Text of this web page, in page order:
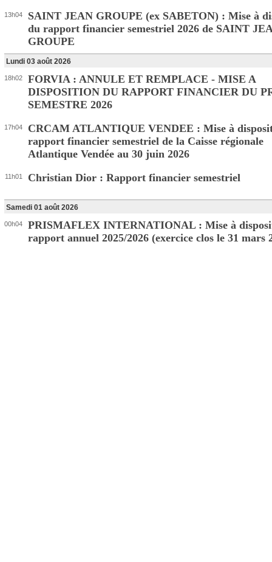
13h04
SAINT JEAN GROUPE (ex SABETON) : Mise à
du rapport financier semestriel 2026 de SAINT
GROUPE
Lundi 03 août 2026
18h02
FORVIA : ANNULE ET REMPLACE - MISE A
DISPOSITION DU RAPPORT FINANCIER DU
SEMESTRE 2026
17h04
CRCAM ATLANTIQUE VENDEE : Mise à
rapport financier semestriel de la Caisse régionale
Atlantique Vendée au 30 juin 2026
11h01 Christian Dior : Rapport financier semestriel
Samedi 01 août 2026
00h04
PRISMAFLEX INTERNATIONAL : Mise à
rapport annuel 2025/2026 (exercice clos le 31 mars